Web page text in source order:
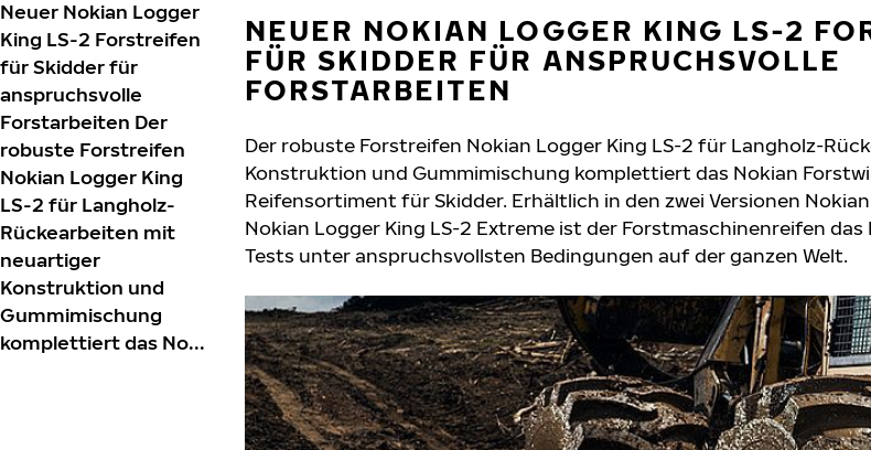
Neuer Nokian Logger
King LS-2 Forstreifen
für Skidder für
anspruchsvolle
Forstarbeiten Der
robuste Forstreifen
Nokian Logger King
LS-2 für Langholz-
Rückearbeiten mit
neuartiger
Konstruktion und
Gummimischung
komplettiert das No...
NEUER NOKIAN LOGGER KING LS-2
FÜR SKIDDER FÜR ANSPRUCHSVOLLE
FORSTARBEITEN
Der robuste Forstreifen Nokian Logger King LS-2 für Langholz-
Konstruktion und Gummimischung komplettiert das Nokian
Reifensortiment für Skidder. Erhältlich in den zwei Versionen
Nokian Logger King LS-2 Extreme ist der Forstmaschinenreifen
Tests unter anspruchsvollsten Bedingungen auf der ganzen Welt.